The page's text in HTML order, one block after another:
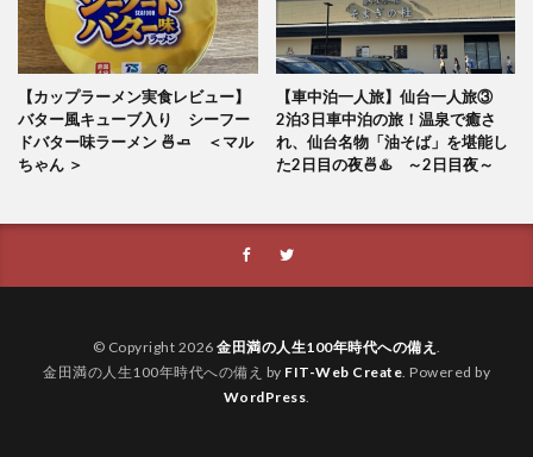
【カップラーメン実食レビュー】
バター風キューブ入り シーフー
ドバター味ラーメン 🍜🧈 ＜マル
ちゃん ＞
【車中泊一人旅】仙台一人旅③
2泊3日車中泊の旅！温泉で癒さ
れ、仙台名物「油そば」を堪能し
た2日目の夜🍜♨️ ～2日目夜～
© Copyright 2026 金田満の人生100年時代への備え .
金田満の人生100年時代への備え by FIT-Web Create. Powered by
WordPress.